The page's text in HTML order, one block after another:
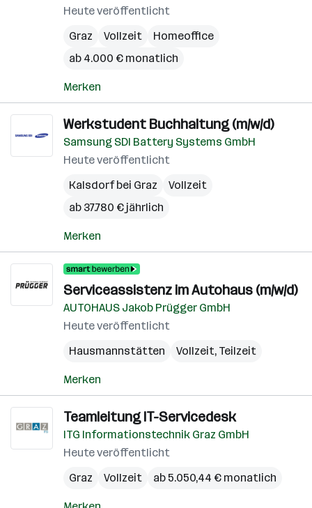
Heute veröffentlicht
Graz
Vollzeit
Homeoffice
ab 4.000 € monatlich
Merken
Werkstudent Buchhaltung (m/w/d)
Samsung SDI Battery Systems GmbH
Heute veröffentlicht
Kalsdorf bei Graz
Vollzeit
ab 37.780 € jährlich
Merken
Serviceassistenz im Autohaus (m/w/d)
AUTOHAUS Jakob Prügger GmbH
Heute veröffentlicht
Hausmannstätten
Vollzeit, Teilzeit
Merken
Teamleitung IT-Servicedesk
ITG Informationstechnik Graz GmbH
Heute veröffentlicht
Graz
Vollzeit ab 5.050,44 € monatlich